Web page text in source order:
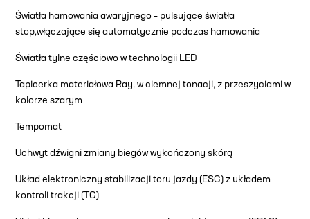
Światła hamowania awaryjnego – pulsujące światła
stop,włączające się automatycznie podczas hamowania
Światła tylne częściowo w technologii LED
Tapicerka materiałowa Ray, w ciemnej tonacji, z przeszyciami w
kolorze szarym
Tempomat
Uchwyt dźwigni zmiany biegów wykończony skórą
Układ elektroniczny stabilizacji toru jazdy (ESC) z układem
kontroli trakcji (TC)